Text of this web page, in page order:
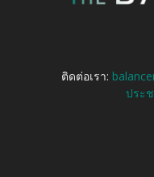
ติดต่อเรา:
ประ